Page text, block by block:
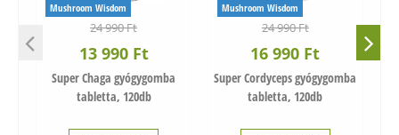
Mushroom Wisdom
24 990 Ft
13 990 Ft
Super Chaga gyógygomba
tabletta, 120db
Mushroom Wisdom
24 990 Ft
16 990 Ft
Super Cordyceps gyógygomba
tabletta, 120db